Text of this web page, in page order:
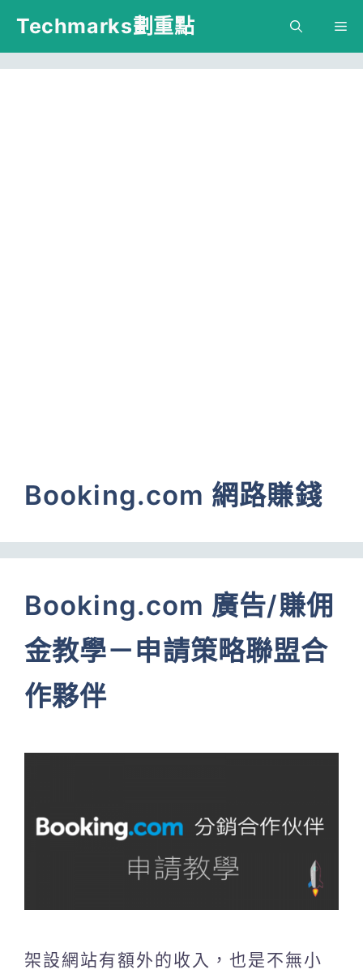
跳
主
Techmarks劃重點
Booking.com 網路賺錢
Booking.com 廣告/賺佣
金教學－申請策略聯盟合
作夥伴
架設網站有額外的收入，也是不無小